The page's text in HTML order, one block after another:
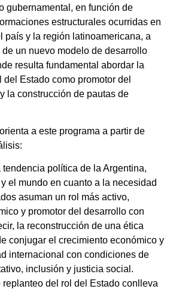
gubernamental, en función de
estructurales ocurridas en
país y la región latinoamericana, a
un nuevo modelo de desarrollo
resulta fundamental abordar la
Estado como promotor del
la construcción de pautas de
a este programa a partir de
tendencia política de la Argentina,
el mundo en cuanto a la necesidad
asuman un rol más activo,
y promotor del desarrollo con
la reconstrucción de una ética
conjugar el crecimiento económico y
internacional con condiciones de
inclusión y justicia social.
replanteo del rol del Estado conlleva